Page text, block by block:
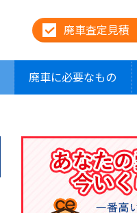
廃車査定見積
廃車に必要なもの